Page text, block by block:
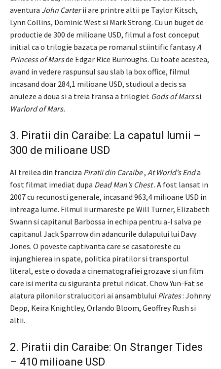
aventura John Carterii are printre altii pe Taylor Kitsch,
Lynn Collins, Dominic West si Mark Strong. Cu un buget de
productie de 300 de milioane USD, filmul a fost conceput
initial ca o trilogie bazata pe romanul stiintific fantasyA
Princess of Marsde Edgar Rice Burroughs. Cu toate acestea,
avand in vedere raspunsul sau slab la box office, filmul
incasand doar 284,1 milioane USD, studioul a decis sa
anuleze a doua si a treia transa a trilogiei: Gods of Marssi
Warlord of Mars.
3. Piratii din Caraibe: La capatul lumii –
300 de milioane USD
Al treilea din franciza Piratii din Caraibe, At World’s Enda
fost filmat imediat dupa Dead Man’s Chest. A fost lansat in
2007 cu recunosti generale, incasand 963,4 milioane USD in
intreaga lume. Filmul ii urmareste pe Will Turner, Elizabeth
Swann si capitanul Barbossa in echipa pentru a-l salva pe
capitanul Jack Sparrow din adancurile dulapului lui Davy
Jones. O poveste captivanta care se casatoreste cu
injunghierea in spate, politica piratilor si transportul
literal, este o dovada a cinematografiei grozave si un film
care isi merita cu siguranta pretul ridicat. Chow Yun-Fat se
alatura pilonilor stralucitori ai ansamblului Pirates: Johnny
Depp, Keira Knightley, Orlando Bloom, Geoffrey Rush si
altii.
2. Piratii din Caraibe: On Stranger Tides
– 410 milioane USD